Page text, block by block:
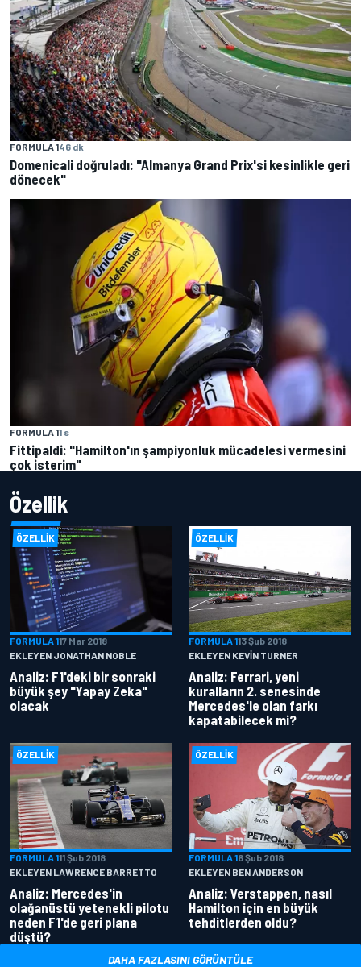
FORMULA 146 dk
Domenicali doğruladı: "Almanya Grand Prix'si kesinlikle geri
dönecek"
FORMULA 11 s
Fittipaldi: "Hamilton'ın şampiyonluk mücadelesi vermesini
çok isterim"
Özellik
ÖZELLIK
FORMULA 117 Mar 2018
EKLEYEN JONATHAN NOBLE
Analiz: F1'deki bir sonraki
büyük şey "Yapay Zeka"
olacak
ÖZELLIK
FORMULA 113 Şub 2018
EKLEYEN KEVIN TURNER
Analiz: Ferrari, yeni
kuralların 2. senesinde
Mercedes'le olan farkı
kapatabilecek mi?
ÖZELLIK
FORMULA 111 Şub 2018
EKLEYEN LAWRENCE BARRETTO
Analiz: Mercedes'in
olağanüstü yetenekli pilotu
neden F1'de geri plana
düştü?
ÖZELLIK
FORMULA 16 Şub 2018
EKLEYEN BEN ANDERSON
Analiz: Verstappen, nasıl
Hamilton için en büyük
tehditlerden oldu?
DAHA FAZLASINI GÖRÜNTÜLE